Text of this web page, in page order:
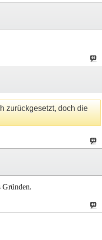
zurückgesetzt, doch die
Gründen.